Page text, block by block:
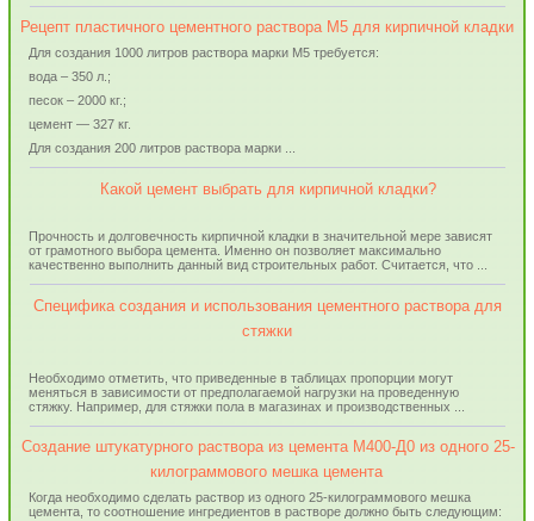
Рецепт пластичного цементного раствора М5 для кирпичной кладки
Для создания 1000 литров раствора марки М5 требуется:
вода – 350 л.;
песок – 2000 кг.;
цемент — 327 кг.
Для создания 200 литров раствора марки ...
Какой цемент выбрать для кирпичной кладки?
Прочность и долговечность кирпичной кладки в значительной мере зависят
от грамотного выбора цемента. Именно он позволяет максимально
качественно выполнить данный вид строительных работ. Считается, что ...
Специфика создания и использования цементного раствора для
стяжки
Необходимо отметить, что приведенные в таблицах пропорции могут
меняться в зависимости от предполагаемой нагрузки на проведенную
стяжку. Например, для стяжки пола в магазинах и производственных ...
Создание штукатурного раствора из цемента М400-Д0 из одного 25-
килограммового мешка цемента
Когда необходимо сделать раствор из одного 25-килограммового мешка
цемента, то соотношение ингредиентов в растворе должно быть следующим: